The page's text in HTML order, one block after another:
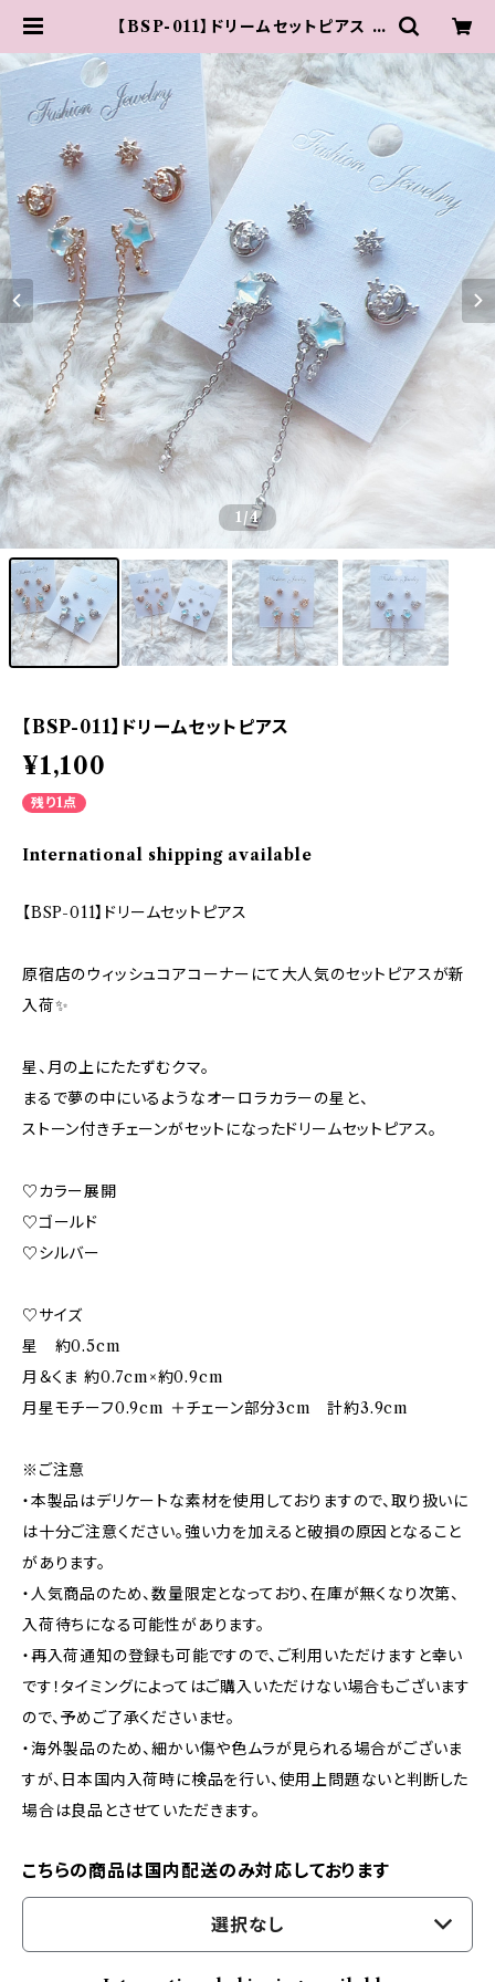
【BSP-011】ドリームセットピアス |
S KID'S 公式通販サイト 】
1 /4
【BSP-011】ドリームセットピアス
¥1,100
残り1点
International shipping available
【BSP-011】ドリームセットピアス
原宿店のウィッシュコアコーナーにて大人気のセットピアスが新
入荷✨
星、月の上にたたずむクマ。
まるで夢の中にいるようなオーロラカラーの星と、
ストーン付きチェーンがセットになったドリームセットピアス。
♡カラー展開
♡ゴールド
♡シルバー
♡サイズ
星 約0.5cm
月＆くま 約0.7cm×約0.9cm
月星モチーフ0.9cm ＋チェーン部分3cm 計約3.9cm
※ご注意
・本製品はデリケートな素材を使用しておりますので、取り扱いに
は十分ご注意ください。強い力を加えると破損の原因となること
があります。
・人気商品のため、数量限定となっており、在庫が無くなり次第、
入荷待ちになる可能性があります。
・再入荷通知の登録も可能ですので、ご利用いただけますと幸い
です！タイミングによってはご購入いただけない場合もございます
ので、予めご了承くださいませ。
・海外製品のため、細かい傷や色ムラが見られる場合がございま
すが、日本国内入荷時に検品を行い、使用上問題ないと判断した
場合は良品とさせていただきます。
こちらの商品は国内配送のみ対応しております
選択なし